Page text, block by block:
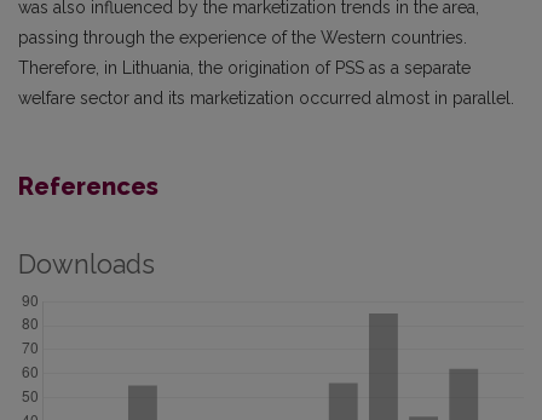
was also influenced by the marketization trends in the area,
passing through the experience of the Western countries.
Therefore, in Lithuania, the origination of PSS as a separate
welfare sector and its marketization occurred almost in parallel.
References
Downloads